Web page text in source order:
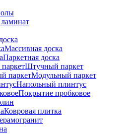
Массивная доска
Паркетная доска
Штучный паркет
Модульный паркет
Напольный плинтус
Покрытие пробковое
Ковровая плитка